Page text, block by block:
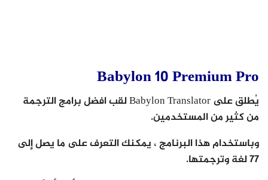
Babylon 10 Premium Pro
يُطلق على Babylon Translator لقب افضل برامج الترجمة
من كثير من المستخدمين.
وباستخدام هذا البرنامج ، يمكنك التعرف على ما يصل إلى
77 لغة وترجمتها.